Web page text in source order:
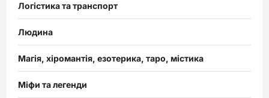
Логістика та транспорт
Людина
Магія, хіромантія, езотерика, таро, містика
Міфи та легенди